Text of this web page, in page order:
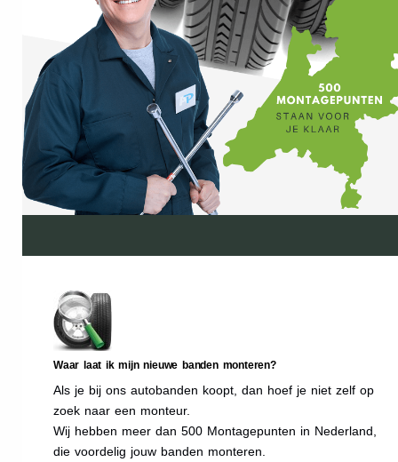
Waar laat ik mijn nieuwe banden monteren?
Als je bij ons autobanden koopt, dan hoef je niet zelf op
zoek naar een monteur.
Wij hebben meer dan 500 Montagepunten in Nederland,
die voordelig jouw banden monteren.